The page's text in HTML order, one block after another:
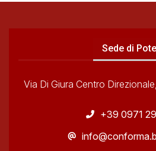
Sede di
Via Di Giura Centro
+39 0971